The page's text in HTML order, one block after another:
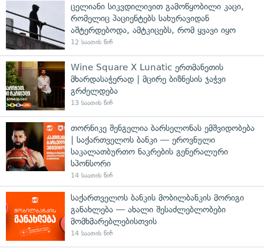
ცელიანი სიკვდილივით გამოწყობილი კაცი,
რომელიც პაციენტებს სახურავიდან
აშტერდებოდა, ამტკიცებს, რომ ყვავი იყო
12 საათის წინ
Wine Square X Lunatic ერთმანეთის
მხარდასაჭერად | მცირე ბიზნესის ჯაჭვი
გრძელდება
13 საათის წინ
თორნიკე შენგელია ბარსელონას ემშვიდობება
| საქართველოს ბანკი — ეროვნული
საკალათბურთო ნაკრების გენერალური
სპონსორი
14 საათის წინ
საქართველოს ბანკის მობილბანკის მორიგი
განახლება — ახალი შესაძლებლობები
მომხმარებლებისთვის
14 საათის წინ